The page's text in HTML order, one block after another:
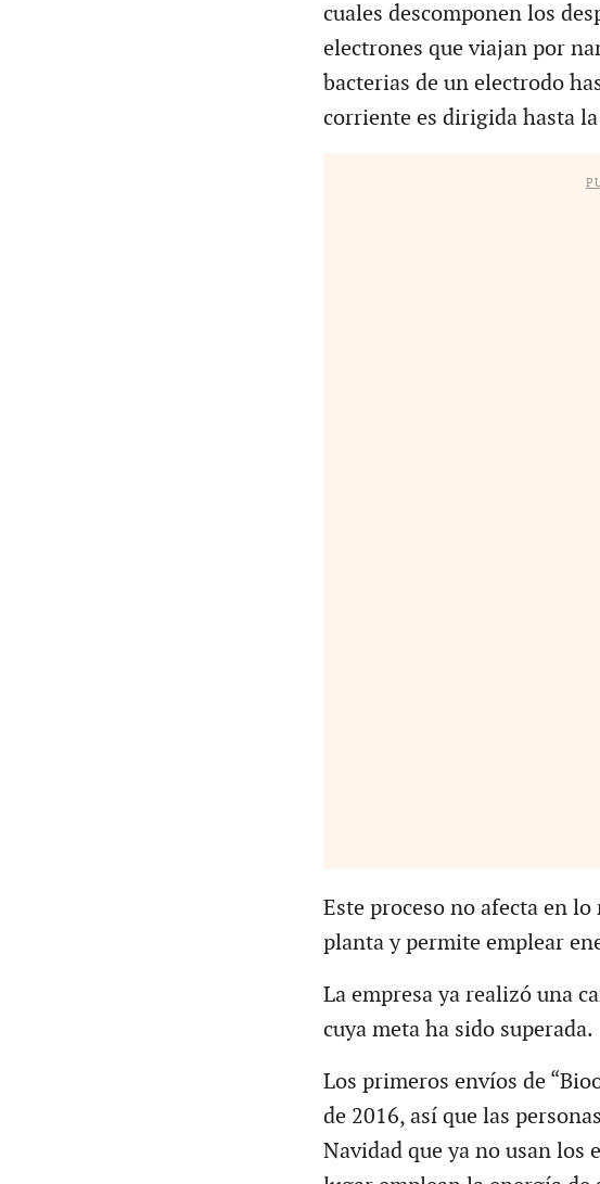
cuales descomponen los
electrones que viajan por
bacterias de un electrodo
corriente es dirigida hasta
Este proceso no afecta en
planta y permite emplear
La empresa ya realizó una
cuya meta ha sido superada.
Los primeros envíos de
de 2016, así que las
Navidad que ya no usan los